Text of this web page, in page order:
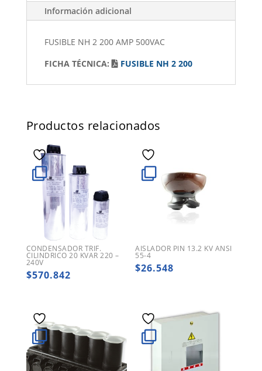
Información adicional
FUSIBLE NH 2 200 AMP 500VAC
FICHA TÉCNICA:
FUSIBLE NH 2 200
Productos relacionados
CONDENSADOR TRIF.
CILINDRICO 20 KVAR 220 –
240V
$570.842
AISLADOR PIN 13.2 KV ANSI
55-4
$26.548